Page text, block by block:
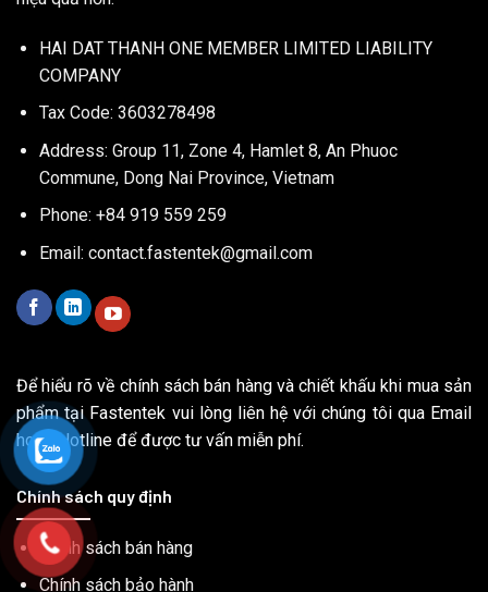
HAI DAT THANH ONE MEMBER LIMITED LIABILITY
COMPANY
Tax Code: 3603278498
Address: Group 11, Zone 4, Hamlet 8, An Phuoc
Commune, Dong Nai Province, Vietnam
Phone: +84 919 559 259
Email: contact.fastentek@gmail.com
Để hiểu rõ về chính sách bán hàng và chiết khấu khi mua sản
phẩm tại Fastentek vui lòng liên hệ với chúng tôi qua Email
hoặc Hotline để được tư vấn miễn phí.
Chính sách quy định
Chính sách bán hàng
Chính sách bảo hành